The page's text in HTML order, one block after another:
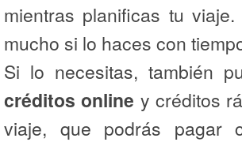
mientras planificas tu
mucho si lo haces con
Si lo necesitas, también
créditos online y créditos
viaje, que podrás pagar